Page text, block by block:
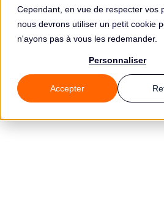
Cependant, en vue de respecter vos
nous devrons utiliser un petit cookie
n'ayons pas à vous les redemander.
Personnaliser
Accepter